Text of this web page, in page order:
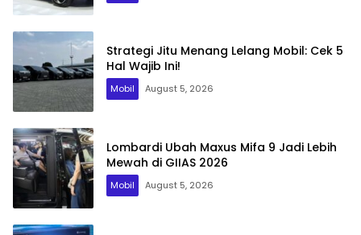
Strategi Jitu Menang Lelang Mobil: Cek 5
Hal Wajib Ini!
Mobil August 5, 2026
Lombardi Ubah Maxus Mifa 9 Jadi Lebih
Mewah di GIIAS 2026
Mobil August 5, 2026